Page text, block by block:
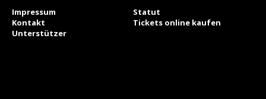
Impressum
Statut
Kontakt
Tickets online kaufen
Unterstützer